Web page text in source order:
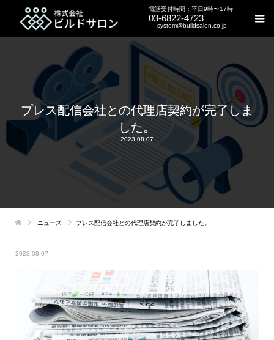
電話受付時間：平日9時〜17時
03-6822-4723
system@buildsalon.co.jp
プレス配信会社との代理店契約が完了しま
した。
2023.08.07
ニュース プレス配信会社との代理店契約が完了しました。
2023.08.07